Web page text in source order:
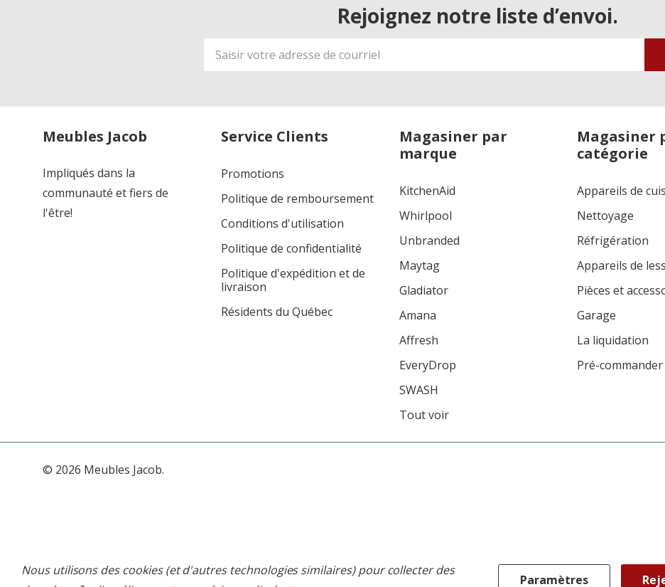
Rejoignez notre liste d’envoi.
Adresse
de
Meubles Jacob
Impliqués dans la
communauté et fiers de
l'être!
Service Clients
Promotions
Politique de remboursement
Conditions d'utilisation
Politique de confidentialité
Politique d'expédition et de
livraison
Résidents du Québec
Magasiner par
marque
KitchenAid
Whirlpool
Unbranded
Maytag
Gladiator
Amana
Affresh
EveryDrop
SWASH
Tout voir
Magasiner
catégorie
Appareils de
Nettoyage
Réfrigération
Appareils de
Pièces et
Garage
La liquidation
Pré-commander
© 2026 Meubles Jacob.
Nous utilisons des cookies (et d'autres technologies similaires) pour collecter des
Paramètres